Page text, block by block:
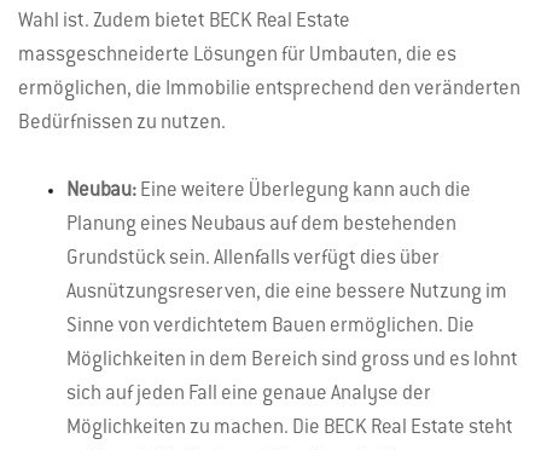
Wahl ist. Zudem bietet BECK Real Estate
massgeschneiderte Lösungen für Umbauten, die es
ermöglichen, die Immobilie entsprechend den veränderten
Bedürfnissen zu nutzen.
Neubau: Eine weitere Überlegung kann auch die
Planung eines Neubaus auf dem bestehenden
Grundstück sein. Allenfalls verfügt dies über
Ausnützungsreserven, die eine bessere Nutzung im
Sinne von verdichtetem Bauen ermöglichen. Die
Möglichkeiten in dem Bereich sind gross und es lohnt
sich auf jeden Fall eine genaue Analyse der
Möglichkeiten zu machen. Die BECK Real Estate steht